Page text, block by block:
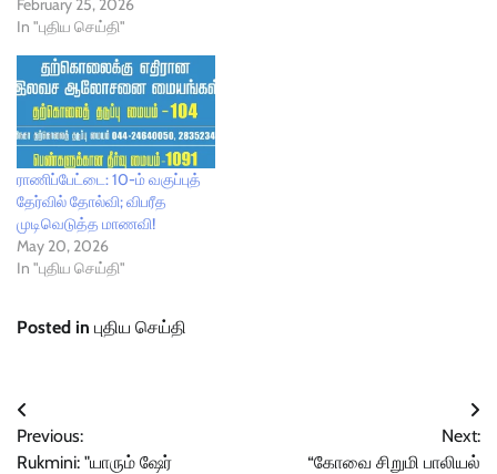
February 25, 2026
In "புதிய செய்தி"
ராணிப்பேட்டை: 10-ம் வகுப்புத்
தேர்வில் தோல்வி; விபரீத
முடிவெடுத்த மாணவி!
May 20, 2026
In "புதிய செய்தி"
Posted in புதிய செய்தி
Post
navigation
Previous:
Rukmini: "யாரும் ஷேர்
Next:
“கோவை சிறுமி பாலியல்